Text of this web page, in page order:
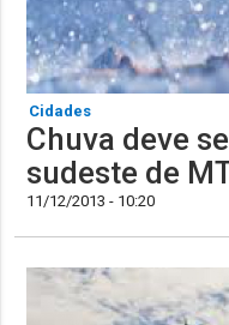
Cidades
Chuva deve
sudeste de
11/12/2013 - 10:20